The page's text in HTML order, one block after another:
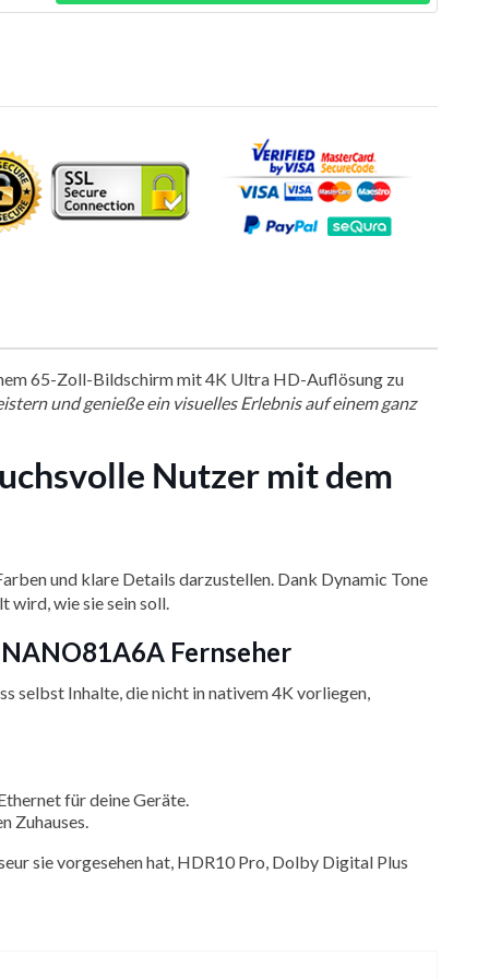
65-Zoll-Bildschirm mit 4K Ultra HD-Auflösung zu
und genieße ein visuelles Erlebnis auf einem ganz
Nutzer mit dem
und klare Details darzustellen. Dank Dynamic Tone
wird, wie sie sein soll.
Fernseher
selbst Inhalte, die nicht in nativem 4K vorliegen,
für deine Geräte.
Zuhauses.
sie vorgesehen hat, HDR10 Pro, Dolby Digital Plus